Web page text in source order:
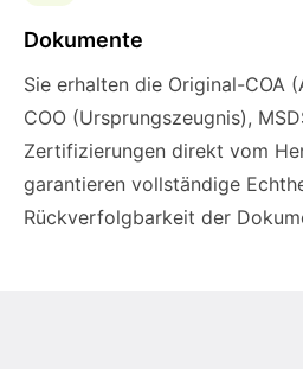
Dokumente
Sie erhalten die Original-COA
COO (Ursprungszeugnis),
Zertifizierungen direkt vom
garantieren vollständige
Rückverfolgbarkeit der